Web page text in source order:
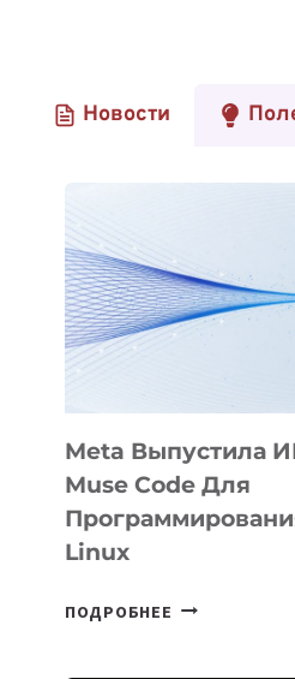
Новости
Meta Выпустила
Muse Code Для
Linux
ПОДРОБНЕЕ META